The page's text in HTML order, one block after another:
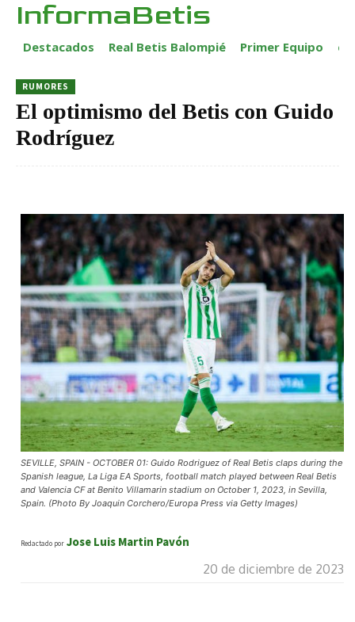
InformaBetis
Destacados Real Betis Balompié Primer Equipo
RUMORES
El optimismo del Betis con Guido
Rodríguez
SEVILLE, SPAIN - OCTOBER 01: Guido Rodriguez of Real Betis claps during the
Spanish league, La Liga EA Sports, football match played between Real Betis
and Valencia CF at Benito Villamarin stadium on October 1, 2023, in Sevilla,
Spain. (Photo By Joaquin Corchero/Europa Press via Getty Images)
Redactado por Jose Luis Martin Pavón
20 de diciembre de 2023